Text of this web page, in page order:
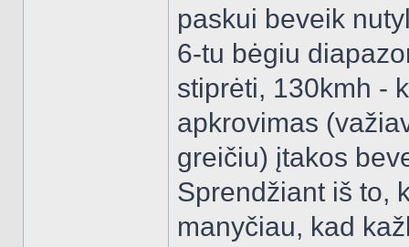
paskui beveik
6-tu bėgiu
stiprėti, 130kmh -
apkrovimas
greičiu) įtakos
Sprendžiant iš to,
manyčiau, kad